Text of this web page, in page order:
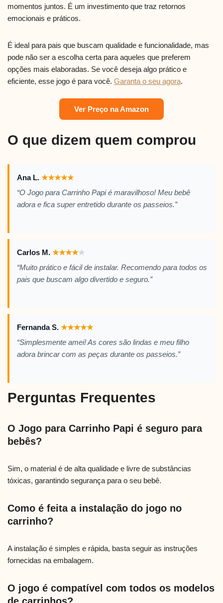
momentos juntos. É um investimento que traz retornos
emocionais e práticos.
É ideal para pais que buscam qualidade e funcionalidade, mas
pode não ser a escolha certa para aqueles que preferem
opções mais elaboradas. Se você deseja algo prático e
eficiente, esse jogo é para você. Garanta o seu agora.
Ver Preço na Amazon
O que dizem quem comprou
Ana L. ★★★★★
“O Jogo para Carrinho Papi é maravilhoso! Meu bebê
adora e fica super entretido durante os passeios.”
Carlos M. ★★★★★
“Muito prático e fácil de instalar. Recomendo para todos os
pais que buscam algo divertido e seguro.”
Fernanda S. ★★★★★
“Simplesmente amei! As cores são lindas e meu filho
adora brincar com as peças durante os passeios.”
Perguntas Frequentes
O Jogo para Carrinho Papi é seguro para
bebês?
Sim, o material é de alta qualidade e livre de substâncias
tóxicas, garantindo segurança para o seu bebê.
Como é feita a instalação do jogo no
carrinho?
A instalação é simples e rápida, basta seguir as instruções
fornecidas na embalagem.
O jogo é compatível com todos os modelos